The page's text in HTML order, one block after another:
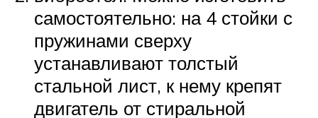
самостоятельно: на 4 стойки с
пружинами сверху
устанавливают толстый
стальной лист, к нему крепят
двигатель от стиральной